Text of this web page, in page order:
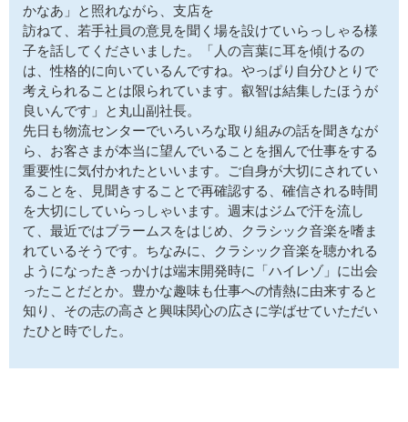
かなあ」と照れながら、支店を
訪ねて、若手社員の意見を聞く場を設けていらっしゃる様
子を話してくださいました。「人の言葉に耳を傾けるの
は、性格的に向いているんですね。やっぱり自分ひとりで
考えられることは限られています。叡智は結集したほうが
良いんです」と丸山副社長。
先日も物流センターでいろいろな取り組みの話を聞きなが
ら、お客さまが本当に望んでいることを掴んで仕事をする
重要性に気付かれたといいます。ご自身が大切にされてい
ることを、見聞きすることで再確認する、確信される時間
を大切にしていらっしゃいます。週末はジムで汗を流し
て、最近ではブラームスをはじめ、クラシック音楽を嗜ま
れているそうです。ちなみに、クラシック音楽を聴かれる
ようになったきっかけは端末開発時に「ハイレゾ」に出会
ったことだとか。豊かな趣味も仕事への情熱に由来すると
知り、その志の高さと興味関心の広さに学ばせていただい
たひと時でした。